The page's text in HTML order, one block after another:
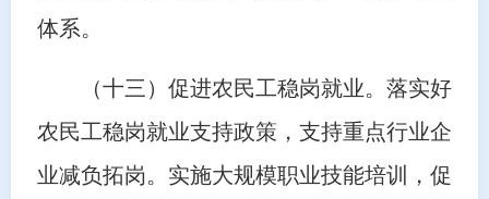
体系。
（十三）促进农民工稳岗就业。落实好
农民工稳岗就业支持政策，支持重点行业企
业减负拓岗。实施大规模职业技能培训，促